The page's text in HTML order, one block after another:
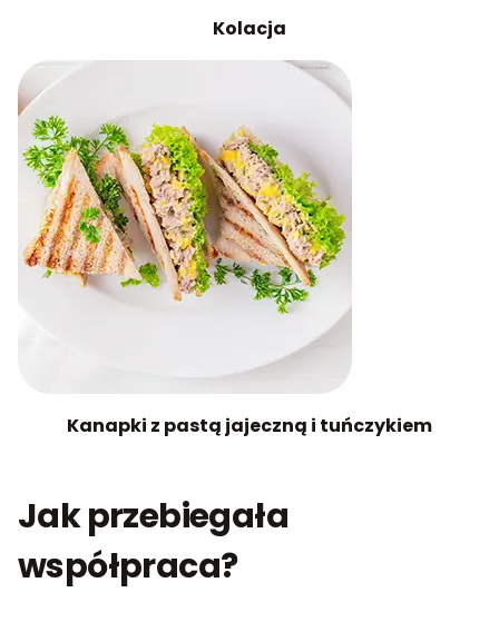
Kolacja
Kanapki z pastą jajeczną i tuńczykiem
Jak przebiegała
współpraca?